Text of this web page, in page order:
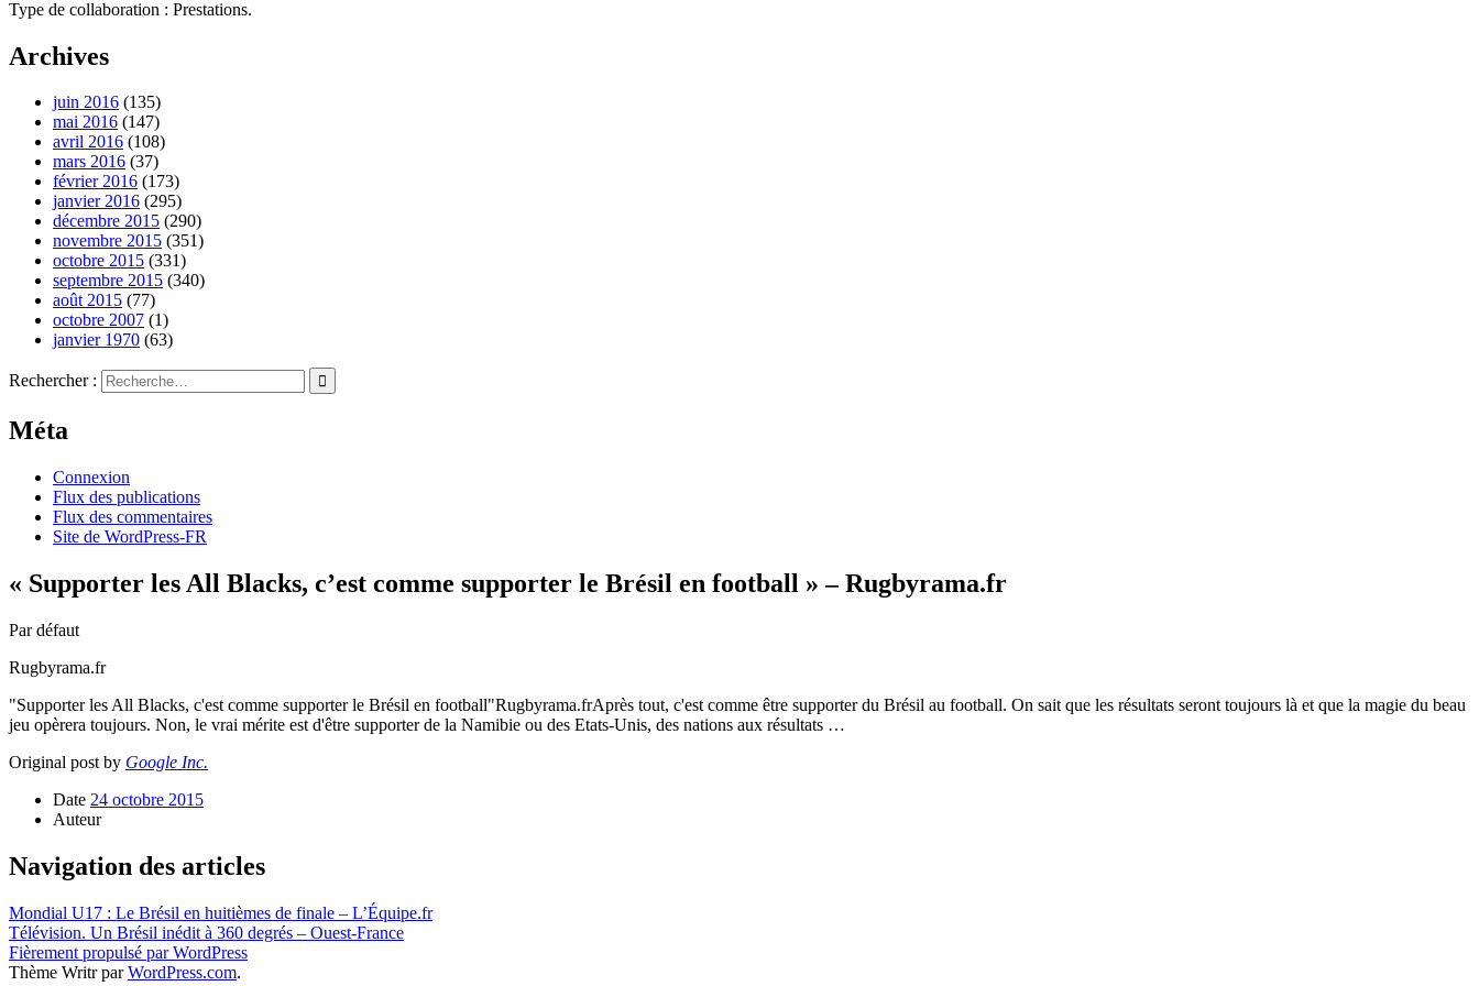
Type de collaboration : Prestations.
Archives
juin 2016 (135)
mai 2016 (147)
avril 2016 (108)
mars 2016 (37)
février 2016 (173)
janvier 2016 (295)
décembre 2015 (290)
novembre 2015 (351)
octobre 2015 (331)
septembre 2015 (340)
août 2015 (77)
octobre 2007 (1)
janvier 1970 (63)
Rechercher :
Méta
Connexion
Flux des publications
Flux des commentaires
Site de WordPress-FR
« Supporter les All Blacks, c’est comme supporter le Brésil en football » – Rugbyrama.fr
Par défaut
Rugbyrama.fr
"Supporter les All Blacks, c'est comme supporter le Brésil en football"Rugbyrama.frAprès tout, c'est comme être supporter du Brésil au football. On sait que les résultats seront toujours là et que la magie du beau
jeu opèrera toujours. Non, le vrai mérite est d'être supporter de la Namibie ou des Etats-Unis, des nations aux résultats …
Original post by Google Inc.
Date 24 octobre 2015
Auteur
Navigation des articles
Mondial U17 : Le Brésil en huitièmes de finale – L’Équipe.fr
Télévision. Un Brésil inédit à 360 degrés – Ouest-France
Fièrement propulsé par WordPress
Thème Writr parWordPress.com.